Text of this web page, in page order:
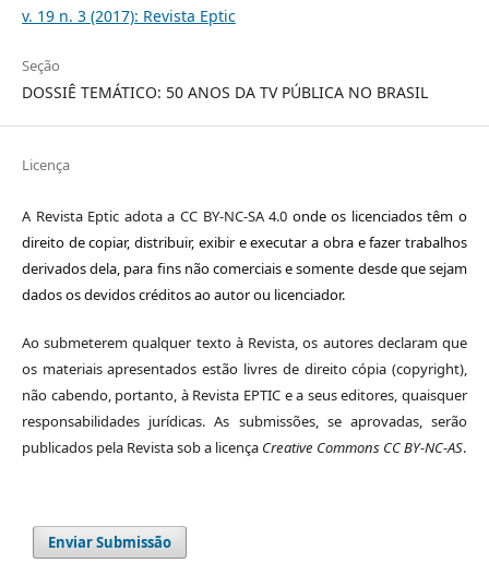
v. 19 n. 3 (2017): Revista Eptic
Seção
DOSSIÊ TEMÁTICO: 50 ANOS DA TV PÚBLICA NO BRASIL
Licença
A Revista Eptic adota a CC BY-NC-SA 4.0 onde os licenciados têm o
direito de copiar, distribuir, exibir e executar a obra e fazer trabalhos
derivados dela, para fins não comerciais e somente desde que sejam
dados os devidos créditos ao autor ou licenciador.
Ao submeterem qualquer texto à Revista, os autores declaram que
os materiais apresentados estão livres de direito cópia (copyright),
não cabendo, portanto, à Revista EPTIC e a seus editores, quaisquer
responsabilidades jurídicas. As submissões, se aprovadas, serão
publicados pela Revista sob a licença Creative Commons CC BY-NC-AS.
Enviar Submissão